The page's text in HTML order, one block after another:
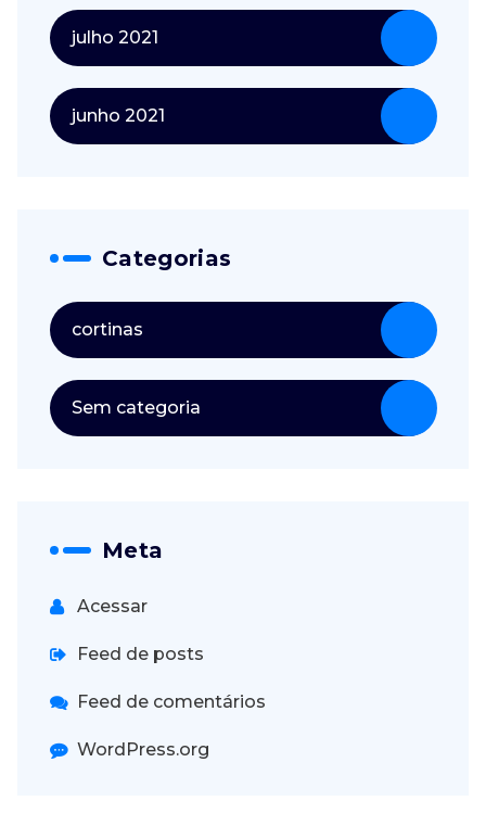
julho 2021
junho 2021
Categorias
cortinas
Sem categoria
Meta
Acessar
Feed de posts
Feed de comentários
WordPress.org